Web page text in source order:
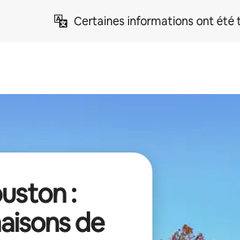
Certaines informations ont
:
de